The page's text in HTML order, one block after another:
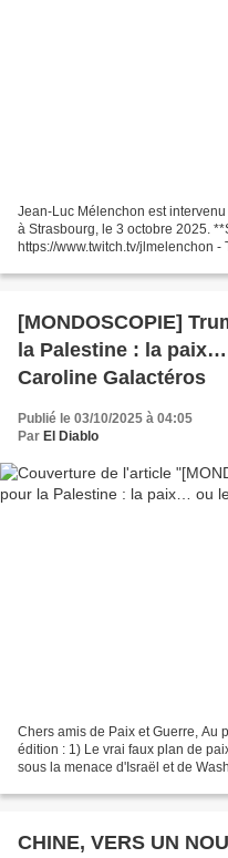
Jean-Luc Mélenchon est
à Strasbourg, le 3 octobre 2025.
https://www.twitch.tv/jlmelenchon -
https://www.facebook.com/
[MONDOSCOPIE]
la Palestine : la
Caroline Galactéros
Publié le 03/10/2025 à 04:05
Par El Diablo
Chers amis de Paix et Guerre, Au
édition : 1) Le vrai faux plan de
sous la menace d'Israël et de
CHINE, VERS UN